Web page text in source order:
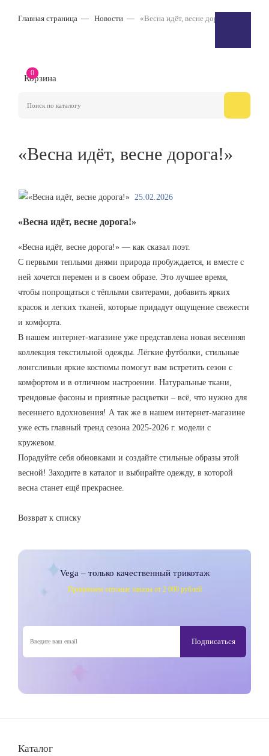
Главная страница Новости «Весна идёт, весне дорога!»
Корзина
0
«Весна идёт, весне дорога!»
25.02.2026
«Весна идёт, весне дорога!»
«Весна идёт, весне дорога!» — как сказал поэт.
С первыми теплыми днями природа пробуждается, и вместе с
ней хочется перемен и в своем образе. Это лучшее время,
чтобы попрощаться с тёплыми свитерами, добавить ярких
красок и легких тканей, которые придадут ощущение свежести
и комфорта.
В нашем интернет-магазине уже представлена новая весенняя
коллекция текстильной одежды. Лёгкие футболки, стильные
лонгсливыи яркие костюмы помогут вам встретить сезон с
комфортом и в отличном настроении. Натуральные ткани,
трендовые фасоны и приятные расцветки – всё, что нужно для
весеннего вдохновения! А так же в нашем интернет-магазине
уже есть главный тренд сезона 2025-2026 г. модели с
кружевом.
Порадуйте себя обновками и создайте стильные образы этой
весной! Заходите в каталог и выбирайте одежду, в которой
весна станет ещё прекраснее.
Возврат к списку
Vega – только качественный трикотаж
Принимаем оптовые заказы от 2 000 рублей
Каталог